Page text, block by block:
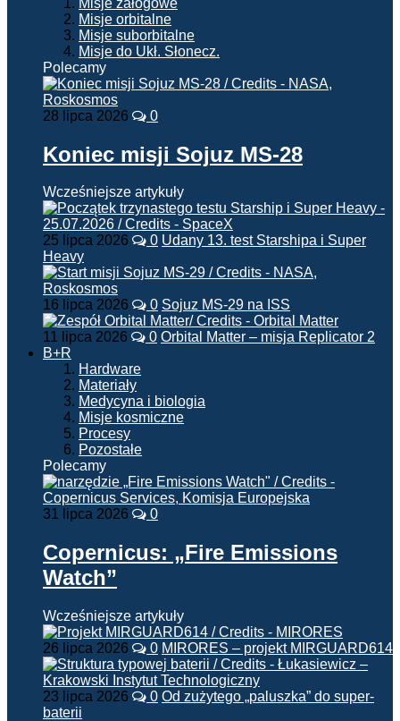
Misje orbitalne
Misje suborbitalne
Misje do Ukł. Słonecz.
Polecamy
28 lipca 2026 0
Koniec misji Sojuz MS-28
Wcześniejsze artykuły
25 lipca 2026 0 Udany 13. test Starshipa i Super
Heavy
16 lipca 2026 0 Sojuz MS-29 na ISS
11 lipca 2026 0 Orbital Matter – misja Replicator 2
B+R
Hardware
Materiały
Medycyna i biologia
Misje kosmiczne
Procesy
Pozostałe
Polecamy
31 lipca 2026 0
Copernicus: „Fire Emissions
Watch”
Wcześniejsze artykuły
26 lipca 2026 0 MIRORES – projekt MIRGUARD614
23 lipca 2026 0 Od zużytego „paluszka” do super-
baterii